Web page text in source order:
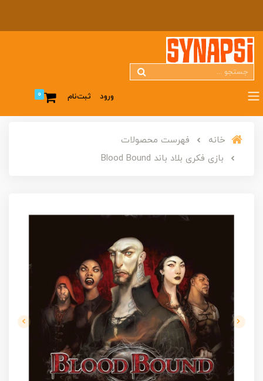
ورود ثبت‌نام 0
خانه
فهرست محصولات
بازی فکری بلاد باند Blood Bound